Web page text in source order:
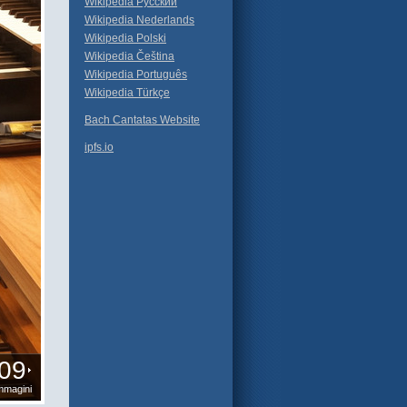
Wikipedia Nederlands
Wikipedia Polski
Wikipedia Čeština
Wikipedia Português
Wikipedia Türkçe
Bach Cantatas Website
ipfs.io